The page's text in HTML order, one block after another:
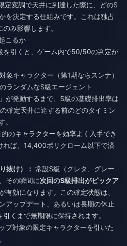
変調で天井に到達した際に、どのS
を決定する仕組みです。これは独占
み影響します。
こるか
を引くと、ゲーム内で50/50の判定が
象キャラクター（第1期ならスンナ）
ランダムなS級エージェント
が発動するまで、S級の基礎排出率は
確定天井に達する前のどのタイミン
。
的のキャラクターを効率よく入手でき
れば、14,400ポリクローム以下で済
抜け）： 常設S級（クレタ、グレー
その瞬間に次回のS級排出がピックア
有効になります。この確定状態は、
アップデート、あるいは長期の休止
くまで無期限に保持されます。
プ対象の限定キャラクターを引いた